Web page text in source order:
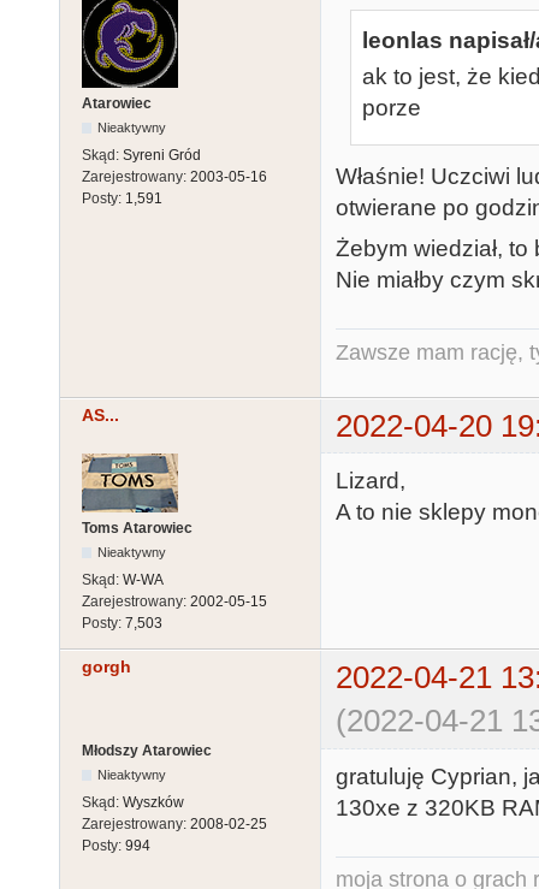
Atarowiec
Nieaktywny
Skąd: Syreni Gród
Zarejestrowany: 2003-05-16
Posty: 1,591
leonlas
ak to jest, że
porze
Właśnie! Uczciwi
otwierane po
Żebym wiedział,
Nie miałby czym
Zawsze mam rację,
AS... 2022-04-20
Toms Atarowiec
Nieaktywny
Skąd: W-WA
Zarejestrowany: 2002-05-15
Posty: 7,503
Lizard,
A to nie sklepy
gorgh
2022-04-21
(2022-04-21
Młodszy Atarowiec
Nieaktywny
Skąd: Wyszków
Zarejestrowany: 2008-02-25
Posty: 994
gratuluję Cyprian,
130xe z 320KB
moja strona o grach